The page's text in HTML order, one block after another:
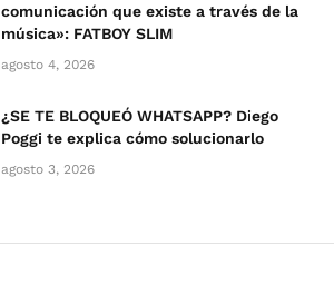
comunicación que existe a través de la
música»: FATBOY SLIM
agosto 4, 2026
¿SE TE BLOQUEÓ WHATSAPP? Diego
Poggi te explica cómo solucionarlo
agosto 3, 2026